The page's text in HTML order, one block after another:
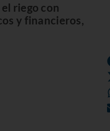
riego con
y financieros,